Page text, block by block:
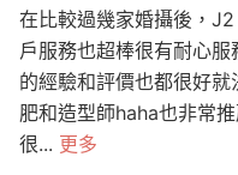
在比較過幾家婚攝後，
戶服務也超棒很有耐心
的經驗和評價也都很好
肥和造型師haha也非常
很... 更多